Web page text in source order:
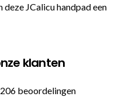
JCalicu handpad een
klanten
beoordelingen